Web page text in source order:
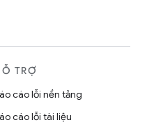
TRỢ
cáo lỗi nền tảng
cáo lỗi tài liệu